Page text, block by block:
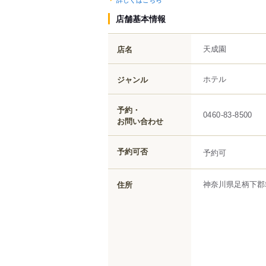
店舗基本情報
店名 天成園
ジャンル ホテル
予約・
お問い合わせ
0460-83-8500
予約可否 予約可
住所 神奈川県足柄下